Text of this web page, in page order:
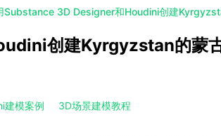
创建Kyrgyzstan的蒙
建模案例 3D场景建模教程